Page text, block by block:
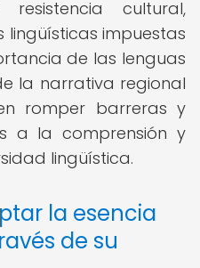
cultural,
impuestas
de las lenguas
la narrativa regional
romper barreras y
a la comprensión y
lingüística.
la esencia
de su